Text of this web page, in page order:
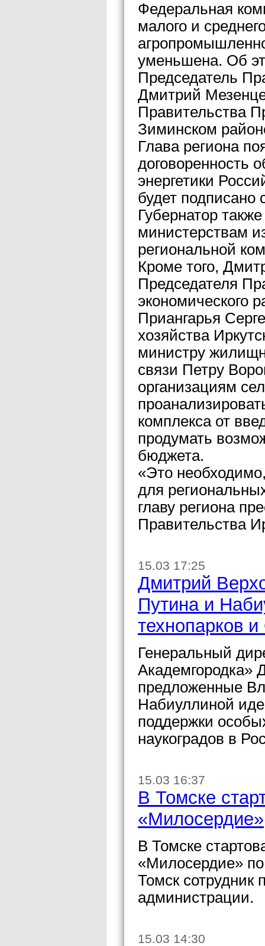
Федеральная
малого и
уменьшена. Об
Председатель
Дмитрий
Правительства
Зиминском
Глава региона
договоренность
энергетики
будет подписано
Губернатор
министерствам
региональной
Кроме того,
Председателя
экономического
Приангарья
хозяйства
министру
связи Петру
организациям
комплекса от
продумать
бюджета.
«Это
для
главу региона
Правительства
15.03 17:25
Дмитрий
Путина и
технопарков
Генеральный
Академгородка»
предложенные
Набиуллиной
поддержки
наукоградов в
15.03 16:37
В Томске
«Милосердие»
В Томске
«Милосердие»
Томск сотрудник
администрации.
15.03 14:30